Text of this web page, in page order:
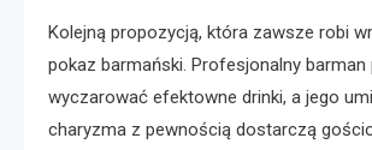
Kolejną propozycją, która zawsze robi
pokaz barmański. Profesjonalny barman
wyczarować efektowne drinki, a jego
charyzma z pewnością dostarczą